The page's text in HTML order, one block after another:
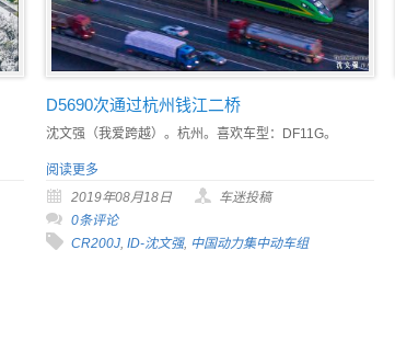
D5690次通过杭州钱江二桥
沈文强（我爱跨越）。杭州。喜欢车型：DF11G。
阅读更多
2019年08月18日
车迷投稿
0条评论
CR200J, ID-沈文强, 中国动力集中动车组